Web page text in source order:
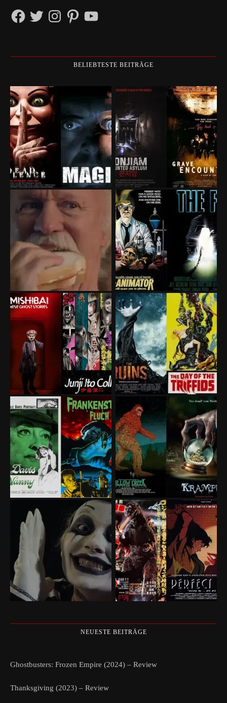
FacebookTwitterInstagramPinterestYouTube
BELIEBTESTE BEITRÄGE
NEUESTE BEITRÄGE
Ghostbusters: Frozen Empire (2024) – Review
Thanksgiving (2023) – Review